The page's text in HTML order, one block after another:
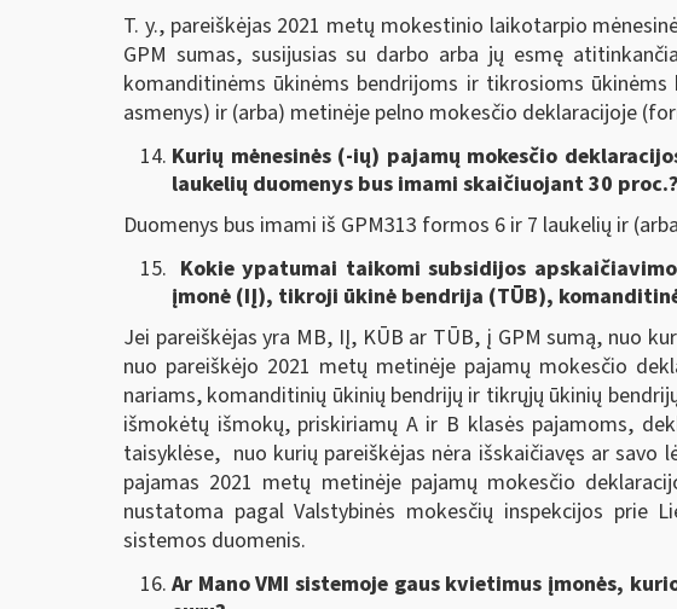
T. y., pareiškėjas 2021 metų mokestinio laikotarpio
GPM sumas, susijusias su darbo arba jų esmę
komanditinėms ūkinėms bendrijoms ir tikrosioms
asmenys) ir (arba) metinėje pelno mokesčio deklaracijoje
Kurių mėnesinės (-ių) pajamų mokesčio
laukelių duomenys bus imami skaičiuojant 30 proc.?
Duomenys bus imami iš GPM313 formos 6 ir 7 laukelių ir
Kokie ypatumai taikomi subsidijos
įmonė (IĮ), tikroji ūkinė bendrija (TŪB),
Jei pareiškėjas yra MB, IĮ, KŪB ar TŪB, į GPM sumą, nuo
nuo pareiškėjo 2021 metų metinėje pajamų mokesčio
nariams, komanditinių ūkinių bendrijų ir tikrųjų ūkinių
išmokėtų išmokų, priskiriamų A ir B klasės pajamoms,
taisyklėse, nuo kurių pareiškėjas nėra išskaičiavęs ar savo
pajamas 2021 metų metinėje pajamų mokesčio
nustatoma pagal Valstybinės mokesčių inspekcijos prie
sistemos duomenis.
Ar Mano VMI sistemoje gaus kvietimus įmonės,